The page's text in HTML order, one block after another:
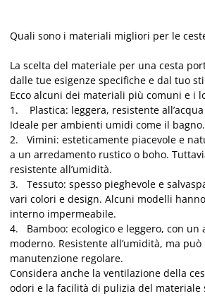
Quali sono i materiali migliori per le
La scelta del materiale per una cesta
dalle tue esigenze specifiche e dal tuo
Ecco alcuni dei materiali più comuni e i
1. Plastica: leggera, resistente
Ideale per ambienti umidi come il bagno.
2. Vimini: esteticamente piacevole e
a un arredamento rustico o boho.
resistente all’umidità.
3. Tessuto: spesso pieghevole e
vari colori e design. Alcuni modelli
interno impermeabile.
4. Bamboo: ecologico e leggero, con un
moderno. Resistente all’umidità, ma
manutenzione regolare.
Considera anche la ventilazione della
odori e la facilità di pulizia del materiale